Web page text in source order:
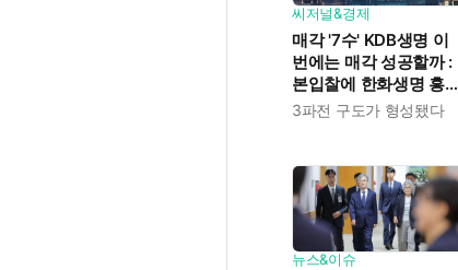
씨저널&경제
매각 '7수' KDB생명 이
번에는 매각 성공할까 :
본입찰에 한화생명 흥국
생명 한국금융지주 최종
3파전 구도가 형성됐다
뉴스&이슈